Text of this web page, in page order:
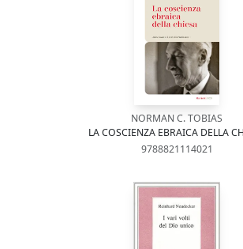
NORMAN C. TOBIAS
LA COSCIENZA EBRAICA DELLA
9788821114021